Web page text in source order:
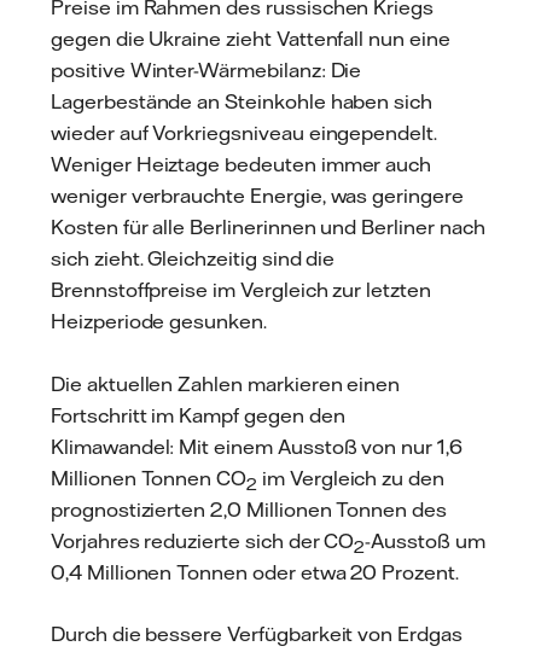
Preise im Rahmen des russischen Kriegs
gegen die Ukraine zieht Vattenfall nun eine
positive Winter-Wärmebilanz: Die
Lagerbestände an Steinkohle haben sich
wieder auf Vorkriegsniveau eingependelt.
Weniger Heiztage bedeuten immer auch
weniger verbrauchte Energie, was geringere
Kosten für alle Berlinerinnen und Berliner nach
sich zieht. Gleichzeitig sind die
Brennstoffpreise im Vergleich zur letzten
Heizperiode gesunken.
Die aktuellen Zahlen markieren einen
Fortschritt im Kampf gegen den
Klimawandel: Mit einem Ausstoß von nur 1,6
Millionen Tonnen CO2 im Vergleich zu den
prognostizierten 2,0 Millionen Tonnen des
Vorjahres reduzierte sich der CO2-Ausstoß um
0,4 Millionen Tonnen oder etwa 20 Prozent.
Durch die bessere Verfügbarkeit von Erdgas